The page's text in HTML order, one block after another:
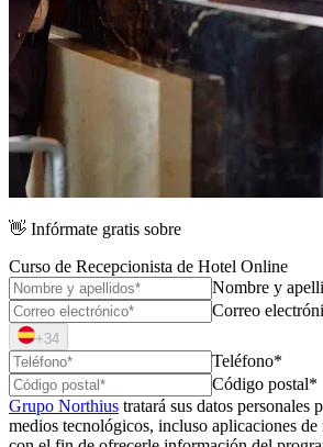
👋 Infórmate gratis sobre
Curso de Recepcionista de Hotel Online
Nombre y
Correo
+34
Teléfono*
Código postal*
Grupo Northius tratará sus datos personales
medios tecnológicos, incluso aplicaciones de